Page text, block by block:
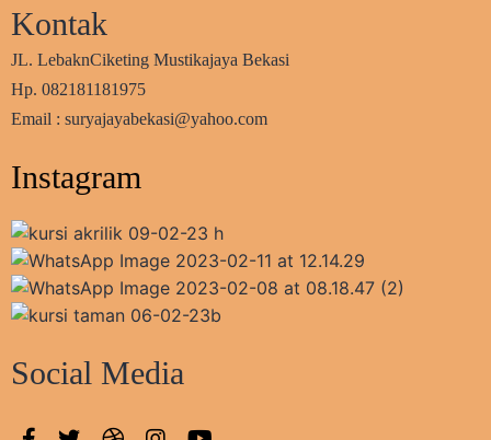
Kontak
JL. LebaknCiketing Mustikajaya Bekasi
Hp. 082181181975
Email : suryajayabekasi@yahoo.com
Instagram
Social Media